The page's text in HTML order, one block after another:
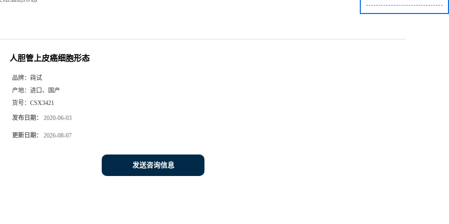
人胆管上皮癌细胞形态
品牌： 莼试
产地： 进口、国产
货号： CSX3421
发布日期： 2020-06-03
更新日期： 2026-08-07
发送咨询信息